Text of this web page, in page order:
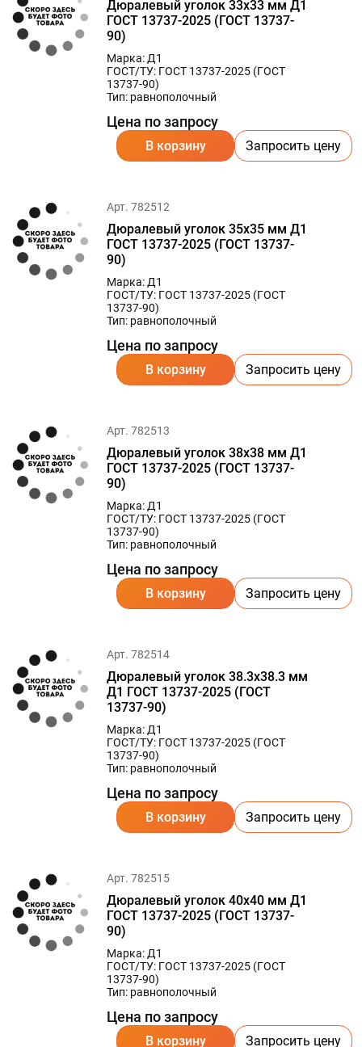
Дюралевый уголок 33х33 мм Д1
ГОСТ 13737-2025 (ГОСТ 13737-
90)
Марка: Д1
ГОСТ/ТУ: ГОСТ 13737-2025 (ГОСТ
13737-90)
Тип: равнополочный
Цена по запросу
В корзину Запросить цену
Арт. 782512
Дюралевый уголок 35х35 мм Д1
ГОСТ 13737-2025 (ГОСТ 13737-
90)
Марка: Д1
ГОСТ/ТУ: ГОСТ 13737-2025 (ГОСТ
13737-90)
Тип: равнополочный
Цена по запросу
В корзину Запросить цену
Арт. 782513
Дюралевый уголок 38х38 мм Д1
ГОСТ 13737-2025 (ГОСТ 13737-
90)
Марка: Д1
ГОСТ/ТУ: ГОСТ 13737-2025 (ГОСТ
13737-90)
Тип: равнополочный
Цена по запросу
В корзину Запросить цену
Арт. 782514
Дюралевый уголок 38.3х38.3 мм
Д1 ГОСТ 13737-2025 (ГОСТ
13737-90)
Марка: Д1
ГОСТ/ТУ: ГОСТ 13737-2025 (ГОСТ
13737-90)
Тип: равнополочный
Цена по запросу
В корзину Запросить цену
Арт. 782515
Дюралевый уголок 40х40 мм Д1
ГОСТ 13737-2025 (ГОСТ 13737-
90)
Марка: Д1
ГОСТ/ТУ: ГОСТ 13737-2025 (ГОСТ
13737-90)
Тип: равнополочный
Цена по запросу
В корзину Запросить цену